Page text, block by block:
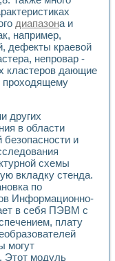
течения в
магнитных
интерфейсов обмена по
адиабатического
переходных
результатов
измерений с
Назначение. Состав.
INSTRUMENTS
и корреляционный
принципа действия
учебных
для изучения
LabVIEW
для исследования
лабораторный
одномерных
INSTRUMENTS в
полигармонической
диапазона и
например,
дефекты краевой
непровар -
кластеров дающие
проходящему
других
в области
и
схемы
вкладку стенда.
по
Информационно-
в себя ПЭВМ с
плату
могут
Этот модуль